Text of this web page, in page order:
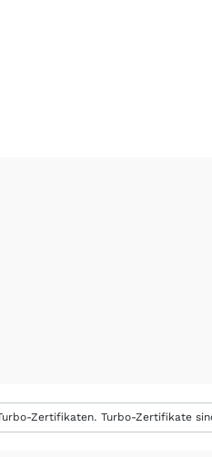
Zertifikaten. Turbo-Zertifikate